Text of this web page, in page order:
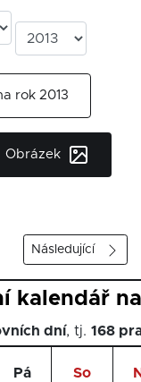
rok 2013
Obrázek
Následující
kalendář
dní, tj. 168
Pá So